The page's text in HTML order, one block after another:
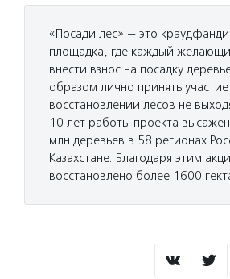
«Посади лес» — это
площадка, где каждый
внести взнос на посадку
образом лично принять участие
восстановлении лесов не
10 лет работы проекта
млн деревьев в 58 регионах
Казахстане. Благодаря этим
восстановлено более 1600